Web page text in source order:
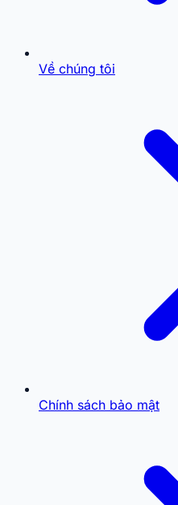
Về chúng tôi
Chính sách bảo mật